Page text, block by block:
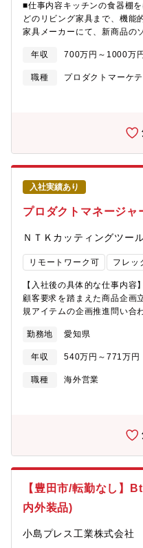
験も可能。専門性を高めた
も、意欲次第で柔軟にキャリ
長機会が両立】社宅補助や確
長く働きやすい職場環境を整
できる機会が豊富です。
■仕事内容キッチンの食器棚
どのリビング家具まで、機能
家具メーカーにて、新商品の
ます。②企画案が採用された
逆算しスケジュールを立てま
りの作成と確認、アイテム展
と行い、試作製作へ進めて
ら、評価を行います。新規資
ポイントを反映させた資料作
材費、加工費の積算から販売
その他、新規資材や新規仕入
ミナーの参加、店舗の見学等
年収 700万円～1000万円
職種
プロダクトマーケ
入社実績あり
プロダクトマネージャ
ＮＴＫカッティングツー
リモートワーク可 フレッ
【入社後の具体的な仕事内
顧客要求を踏まえた商品企
規アイテムの企画推進問い
連携特殊設計案件対応 特殊
確認 設計部門への依頼、仕
売上・在庫管理 新製品の売
理 販売会社と連携した需給
社と連携した施策の実行フォ
説明を目的とした出張 製品
や技術トレーニングの実施
ーションプロジェクト進捗
や個別プロジェクトの進捗
整・ファシリテート業務報
容・成果の定期報告、課題抽
め方】本ポジションでは、担
業務は、日々の問い合わせ対
勤務地 愛知県
年収 540万円～771万円
職種
海外営業
【豊田市/転勤なし】
内外装品)
小島プレス工業株式会社